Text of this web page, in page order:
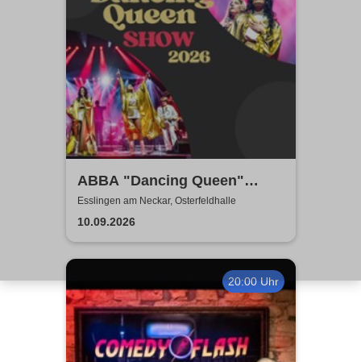
ABBA "Dancing Queen"
Show 2026
Esslingen am Neckar, Osterfeldhalle
10.09.2026
20:00 Uhr